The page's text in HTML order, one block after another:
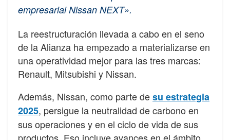
empresarial Nissan NEXT».
La reestructuración llevada a cabo en el seno
de la Alianza ha empezado a materializarse en
una operatividad mejor para las tres marcas:
Renault, Mitsubishi y Nissan.
Además, Nissan, como parte desu estrategia
2025, persigue la neutralidad de carbono en
sus operaciones y en el ciclo de vida de sus
productos. Eso incluye avances en el ámbito